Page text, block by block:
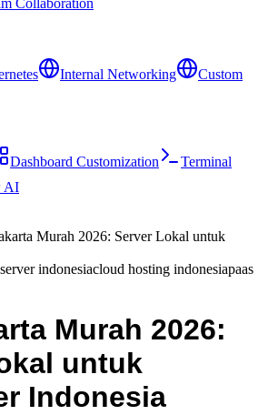
Collaboration
Internal Networking
Custom
Dashboard Customization
Terminal
AI
Murah 2026: Server Lokal untuk
server indonesiacloud hosting indonesiapaas
Murah 2026:
untuk
Indonesia